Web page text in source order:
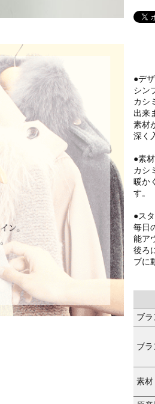
●デ
シン
カシ
出来
素材
深く
●素材
カシ
暖か
す。
●ス
毎日
能ア
後ろ
ブに
ブラ
ブ
素材